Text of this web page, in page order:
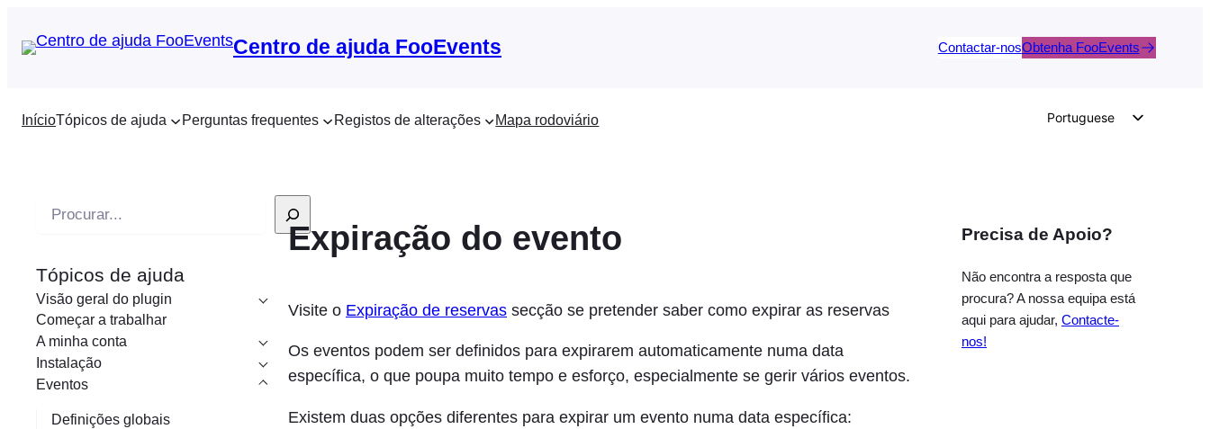
Centro de ajuda FooEvents Contactar-nosObtenha FooEvents
InícioTópicos de ajuda Perguntas frequentes Registos de alterações Mapa rodoviário
Portuguese
Spanish
French
Polish
q
u
s
a
Tópicos de ajuda
Visão geral do plugin
Começar a trabalhar
A minha conta
Instalação
Eventos
Definições globais
Expiração do evento
Visite o Expiração de reservas secção se pretender saber como expirar as reservas
Os eventos podem ser definidos para expirarem automaticamente numa data
específica, o que poupa muito tempo e esforço, especialmente se gerir vários eventos.
Existem duas opções diferentes para expirar um evento numa data específica:
Precisa de Apoio?
Não encontra a resposta que
procura? A nossa equipa está
aqui para ajudar, Contacte-
nos!